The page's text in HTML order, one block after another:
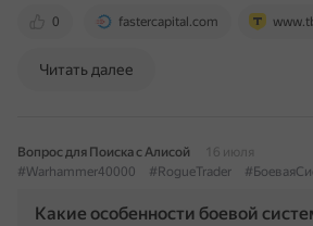
0 fastercapital.com
Читать далее
Вопрос для Поиска с Алисой
16 июля
#Warhammer40000
#RogueTrader
Какие особенности боевой